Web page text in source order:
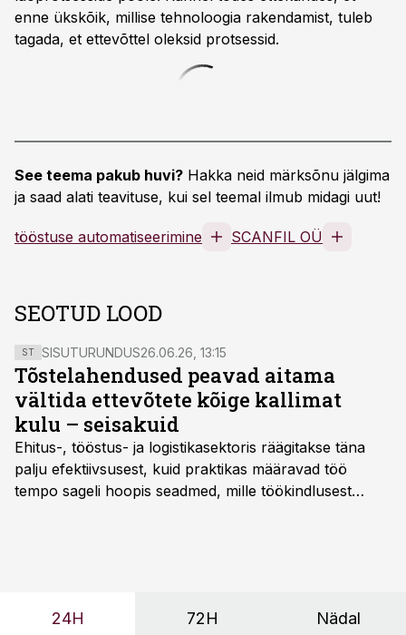
enne ükskõik, millise tehnoloogia rakendamist, tuleb
tagada, et ettevõttel oleksid protsessid.
See teema pakub huvi? Hakka neid märksõnu jälgima
ja saad alati teavituse, kui sel teemal ilmub midagi uut!
tööstuse automatiseerimine SCANFIL OÜ
SEOTUD LOOD
ST SISUTURUNDUS26.06.26, 13:15
Tõstelahendused peavad aitama
vältida ettevõtete kõige kallimat
kulu – seisakuid
Ehitus-, tööstus- ja logistikasektoris räägitakse täna
palju efektiivsusest, kuid praktikas määravad töö
tempo sageli hoopis seadmed, mille töökindlusest
24H 72H Nädal